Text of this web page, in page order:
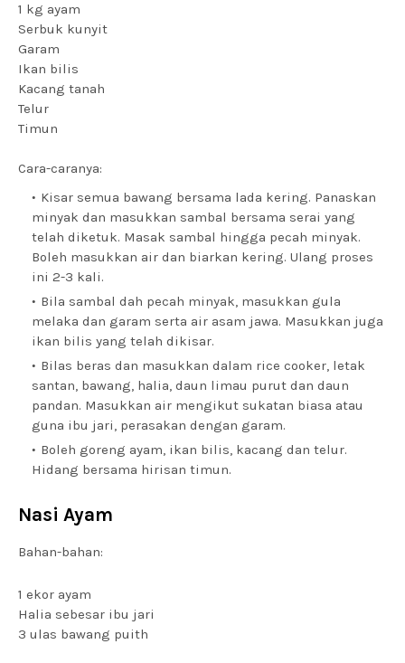
1 kg ayam
Serbuk kunyit
Garam
Ikan bilis
Kacang tanah
Telur
Timun
Cara-caranya:
Kisar semua bawang bersama lada kering. Panaskan
minyak dan masukkan sambal bersama serai yang
telah diketuk. Masak sambal hingga pecah minyak.
Boleh masukkan air dan biarkan kering. Ulang proses
ini 2-3 kali.
Bila sambal dah pecah minyak, masukkan gula
melaka dan garam serta air asam jawa. Masukkan juga
ikan bilis yang telah dikisar.
Bilas beras dan masukkan dalam rice cooker, letak
santan, bawang, halia, daun limau purut dan daun
pandan. Masukkan air mengikut sukatan biasa atau
guna ibu jari, perasakan dengan garam.
Boleh goreng ayam, ikan bilis, kacang dan telur.
Hidang bersama hirisan timun.
Nasi Ayam
Bahan-bahan:
1 ekor ayam
Halia sebesar ibu jari
3 ulas bawang puith